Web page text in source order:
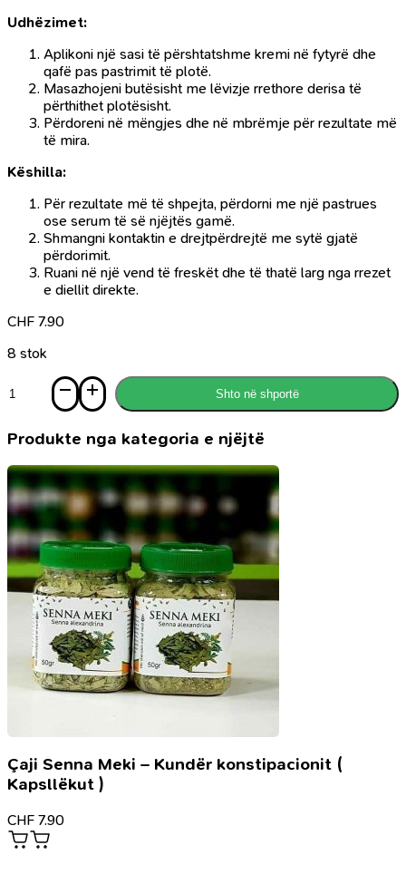
Udhëzimet:
Aplikoni një sasi të përshtatshme kremi në fytyrë dhe
qafë pas pastrimit të plotë.
Masazhojeni butësisht me lëvizje rrethore derisa të
përthithet plotësisht.
Përdoreni në mëngjes dhe në mbrëmje për rezultate më
të mira.
Këshilla:
Për rezultate më të shpejta, përdorni me një pastrues
ose serum të së njëjtës gamë.
Shmangni kontaktin e drejtpërdrejtë me sytë gjatë
përdorimit.
Ruani në një vend të freskët dhe të thatë larg nga rrezet
e diellit direkte.
CHF 7.90
8 stok
Laser
krem
Vitamin
C,
113g
Shto në shportë
Produkte nga kategoria e njëjtë
Çaji Senna Meki – Kundër konstipacionit (
Kapsllëkut )
CHF 7.90